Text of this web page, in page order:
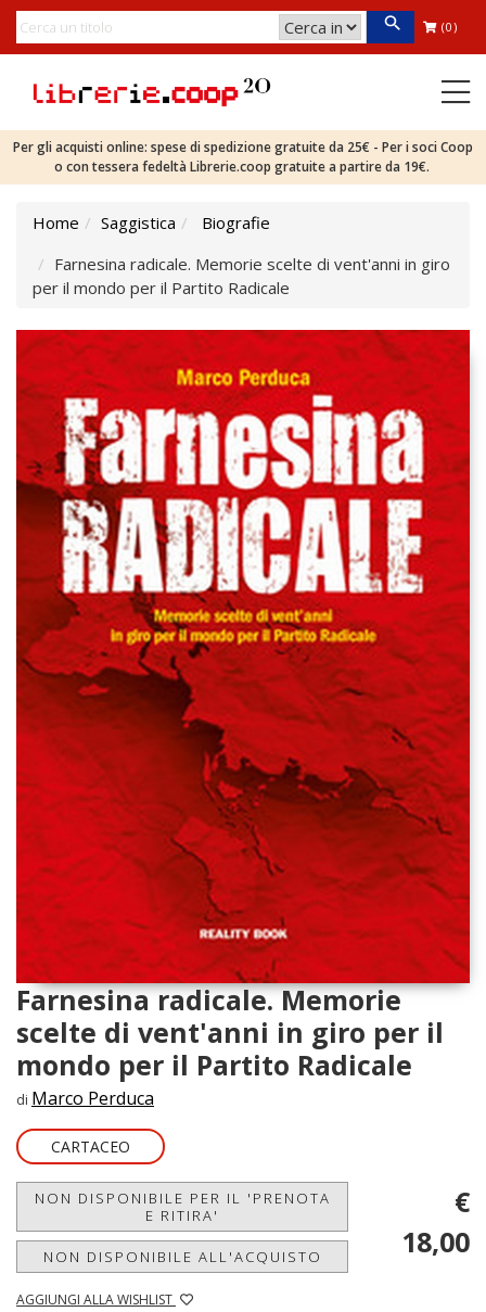
(0)
Per gli acquisti online: spese di spedizione gratuite da 25€ - Per i soci Coop
o con tessera fedeltà Librerie.coop gratuite a partire da 19€.
Home Saggistica
Biografie
Farnesina radicale. Memorie scelte di vent'anni in giro
per il mondo per il Partito Radicale
Farnesina radicale. Memorie
scelte di vent'anni in giro per il
mondo per il Partito Radicale
di Marco Perduca
CARTACEO
NON DISPONIBILE PER IL 'PRENOTA
E RITIRA'
NON DISPONIBILE ALL'ACQUISTO
AGGIUNGI ALLA WISHLIST
€
18,00